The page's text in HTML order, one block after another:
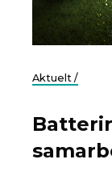
Aktuelt /